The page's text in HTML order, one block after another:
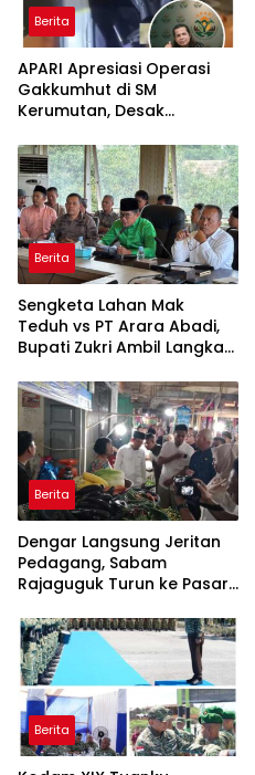
Berita
APARI Apresiasi Operasi
Gakkumhut di SM
Kerumutan, Desak
Jaringan Pembalak Liar
Berita
Sengketa Lahan Mak
Teduh vs PT Arara Abadi,
Bupati Zukri Ambil Langkah
Berita
Dengar Langsung Jeritan
Pedagang, Sabam
Rajaguguk Turun ke Pasar
Berita